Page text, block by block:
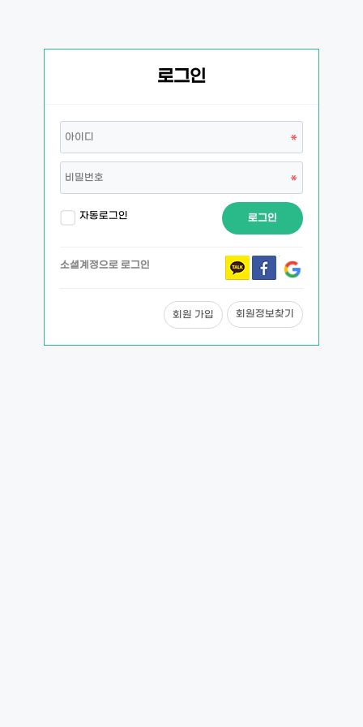
로그인
자동로그인 로그인
소셜계정으로 로그인
회원 가입 회원정보찾기